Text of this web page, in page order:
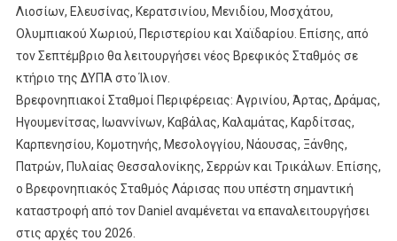
Λιοσίων, Ελευσίνας, Κερατσινίου, Μενιδίου, Μοσχάτου,
Ολυμπιακού Χωριού, Περιστερίου και Χαϊδαρίου. Επίσης, από
τον Σεπτέμβριο θα λειτουργήσει νέος Βρεφικός Σταθμός σε
κτήριο της ΔΥΠΑ στο Ίλιον.
Βρεφονηπιακοί Σταθμοί Περιφέρειας: Αγρινίου, Άρτας, Δράμας,
Ηγουμενίτσας, Ιωαννίνων, Καβάλας, Καλαμάτας, Καρδίτσας,
Καρπενησίου, Κομοτηνής, Μεσολογγίου, Νάουσας, Ξάνθης,
Πατρών, Πυλαίας Θεσσαλονίκης, Σερρών και Τρικάλων. Επίσης,
ο Βρεφονηπιακός Σταθμός Λάρισας που υπέστη σημαντική
καταστροφή από τον Daniel αναμένεται να επαναλειτουργήσει
στις αρχές του 2026.